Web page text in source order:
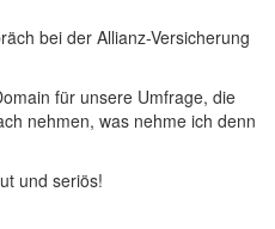
bei der Allianz-Versicherung
für unsere Umfrage, die
nehmen, was nehme ich denn
und seriös!